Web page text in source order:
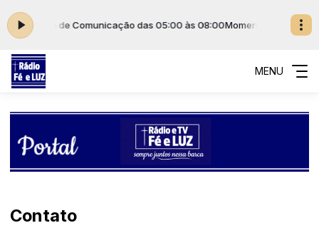
Imaculada de Comunicação das 05:00 às 08:00Momento de
MENU
Contato